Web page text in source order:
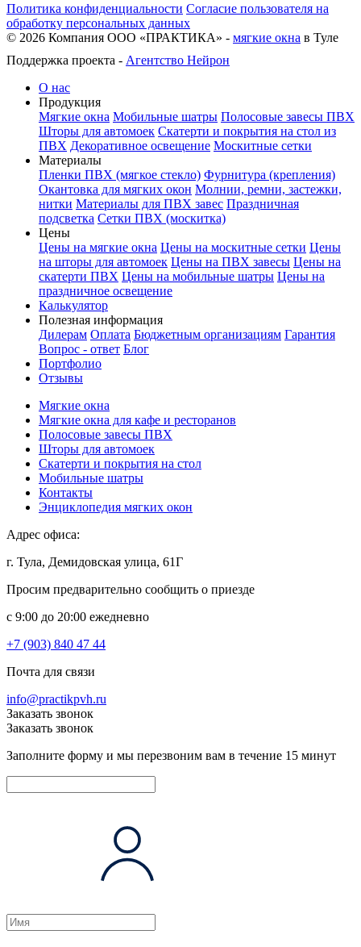
Политика конфиденциальности Согласие пользователя на
обработку персональных данных
© 2026 Компания ООО «ПРАКТИКА» - мягкие окна в Туле
Поддержка проекта - Агентство Нейрон
О нас
Продукция
Мягкие окна Мобильные шатры Полосовые завесы ПВХ
Шторы для автомоек Скатерти и покрытия на стол из
ПВХ Декоративное освещение Москитные сетки
Материалы
Пленки ПВХ (мягкое стекло) Фурнитура (крепления)
Окантовка для мягких окон Молнии, ремни, застежки,
нитки Материалы для ПВХ завес Праздничная
подсветка Сетки ПВХ (москитка)
Цены
Цены на мягкие окна Цены на москитные сетки Цены
на шторы для автомоек Цены на ПВХ завесы Цены на
скатерти ПВХ Цены на мобильные шатры Цены на
праздничное освещение
Калькулятор
Полезная информация
Дилерам Оплата Бюджетным организациям Гарантия
Вопрос - ответ Блог
Портфолио
Отзывы
Мягкие окна
Мягкие окна для кафе и ресторанов
Полосовые завесы ПВХ
Шторы для автомоек
Скатерти и покрытия на стол
Мобильные шатры
Контакты
Энциклопедия мягких окон
Адрес офиса:
г. Тула, Демидовская улица, 61Г
Просим предварительно сообщить о приезде
c 9:00 до 20:00 ежедневно
+7 (903) 840 47 44
Почта для связи
info@practikpvh.ru
Заказать звонок
Заказать звонок
Заполните форму и мы перезвоним вам в течение 15 минут